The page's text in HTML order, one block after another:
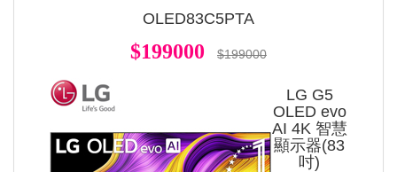
OLED83C5PTA
$199000 $199000
LG G5
OLED evo
AI 4K 智慧
顯示器(83
吋)